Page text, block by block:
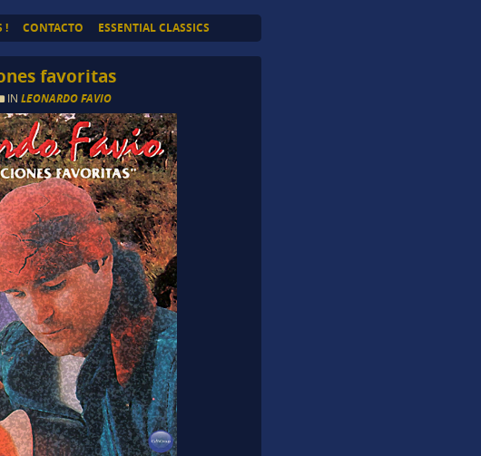
! CONTACTO ESSENTIAL CLASSICS
favoritas
INLEONARDO FAVIO